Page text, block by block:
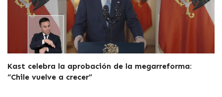
Kast celebra la aprobación de la megarreforma:
“Chile vuelve a crecer”